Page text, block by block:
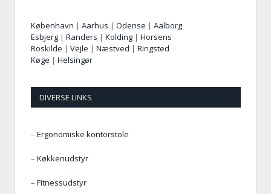
København | Aarhus | Odense | Aalborg
Esbjerg | Randers | Kolding | Horsens
Roskilde | Vejle | Næstved | Ringsted
Køge | Helsingør
DIVERSE LINKS
– Ergonomiske kontorstole
– Køkkenudstyr
– Fitnessudstyr